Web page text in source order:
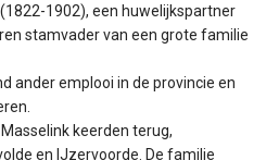
1902), een huwelijkspartner
stamvader van een grote familie
ander emplooi in de provincie en
keerden terug,
en IJzervoorde. De familie